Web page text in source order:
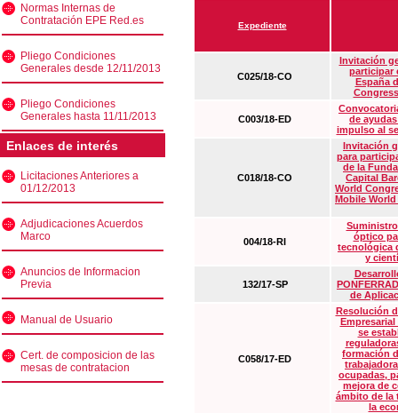
Normas Internas de
Contratación EPE Red.es
Pliego Condiciones
Generales desde 12/11/2013
Pliego Condiciones
Generales hasta 11/11/2013
Enlaces de interés
Licitaciones Anteriores a
01/12/2013
Adjudicaciones Acuerdos
Marco
Anuncios de Informacion
Previa
Manual de Usuario
Cert. de composicion de las
mesas de contratacion
Expediente
C025/18-CO
Invitación
participar
España
C003/18-ED
de
impulso al
C018/18-CO
Invitación
para
de la
Capital
World
Mobile
004/18-RI
óptico
tecnológica
y
132/17-SP
de
C058/17-ED
Resolución
Empresarial
se
formación
ocupadas,
mejora de
ámbito de la
la